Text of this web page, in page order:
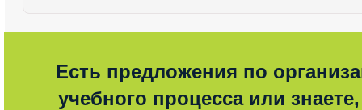
Есть предложения по
учебного процесса или знаете,